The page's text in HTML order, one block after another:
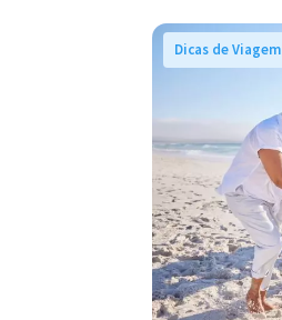
Dicas de Viagem